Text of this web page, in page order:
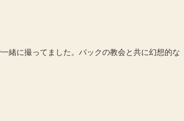
緒に撮ってました。バックの教会と共に幻想的な